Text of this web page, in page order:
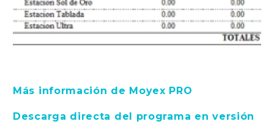
Más información de Moyex PRO
Descarga directa del programa en versión